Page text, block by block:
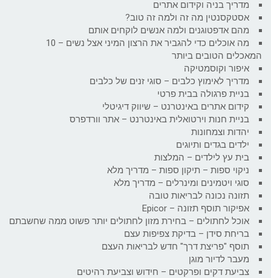
מדריך בניה וקידום אתרים
אסטקסנטין מה זה ולמה זה טוב?
מהם אדפטוגנים ולמה אנשים לוקחים אותם
מה אוכלים כדי להגביר את הרצון המיני אצל נשים – 10
המאכלים הטובים ביותר
איפור וקוסמטיקה
מדריך לאימוץ כלבים – סוגי זנים של כלבים
בניית פרגולה בבית פרטי
קידום אתרים באינטרנט – שיווק דיגיטלי
בניית חנות וירטואלית באינטרנט – אתר וורדפרס
יהדות וצמחונות
ילדים בגדים ותיוגים
בית עץ לילדים – המלצות
ניקוי ספות – תיקון ספות – מדריך מלא
סוגי ויטמינים ומינרלים – מדריך מלא
תזונה נכונה לבריאות טובה
אפיקור תוסף תזונה – Epicor
אוכל לחתולים – בחירת מזון לחתולים יותר פשוט ממה שחשבתם
בריחת סידן – בדיקת צפיפות עצם
תוסף "פריצת דרך" חדש לבריאות העצם
מעבר לדיור מוגן
צביעת דקים ופרקטים – חידוש וצביעת רהיטים